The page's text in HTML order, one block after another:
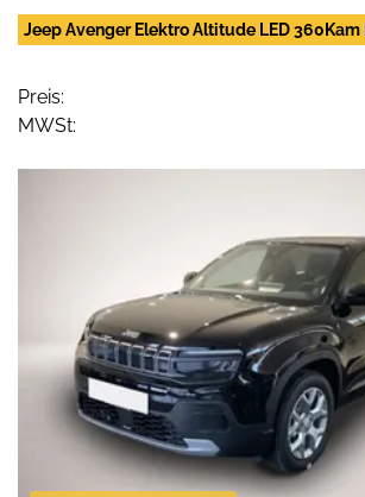
Jeep Avenger Elektro Altitude LED 360Kam
Preis:
MWSt: